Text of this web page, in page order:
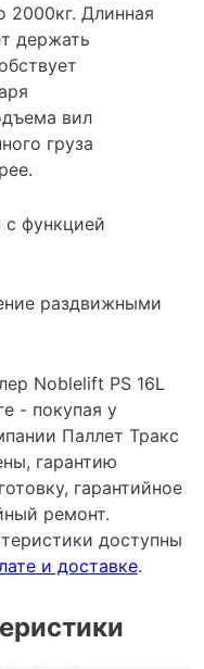
2000кг. Длинная
держать
вил
груза
с функцией
раздвижными
Noblelift PS 16L
- покупая у
Паллет Тракс
гарантию
гарантийное
ремонт.
доступны
и доставке.